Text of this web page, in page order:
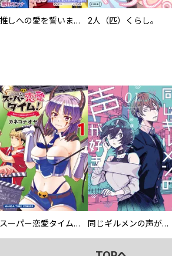
推しへの愛を誓いますか？～アラサー女子、推しは逃げぬが人生逃げる～ 2人（匹）くらし。
スーパー恋愛タイム！～現場でドＳな彼女は自宅でデレる～ 同じギルメンの声が好き